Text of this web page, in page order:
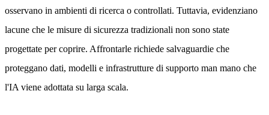
osservano in ambienti di ricerca o controllati. Tuttavia, evidenziano
lacune che le misure di sicurezza tradizionali non sono state
progettate per coprire. Affrontarle richiede salvaguardie che
proteggano dati, modelli e infrastrutture di supporto man mano che
l'IA viene adottata su larga scala.